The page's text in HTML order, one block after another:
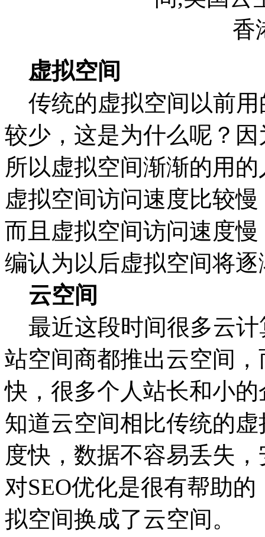
虚拟空间
传统的虚拟空间以前用
较少，这是为什么呢？
所以虚拟空间渐渐的用
虚拟空间访问速度比较
而且虚拟空间访问速度
编认为以后虚拟空间将
云空间
最近这段时间很多云计
站空间商都推出云空间
快，很多个人站长和小
知道云空间相比传统的
度快，数据不容易丢失
对SEO优化是很有帮助
拟空间换成了云空间。